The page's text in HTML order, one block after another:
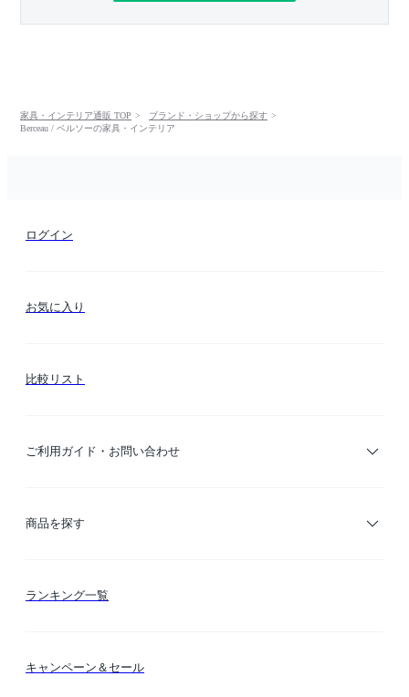
家具・インテリア通販 TOP
ブランド・ショップから探す
Berceau / ベルソーの家具・インテリア
ログイン
お気に入り
比較リスト
ご利用ガイド・お問い合わせ
ご利用ガイド
商品を探す
カテゴリー検索
ランキング一覧
キャンペーン＆セール